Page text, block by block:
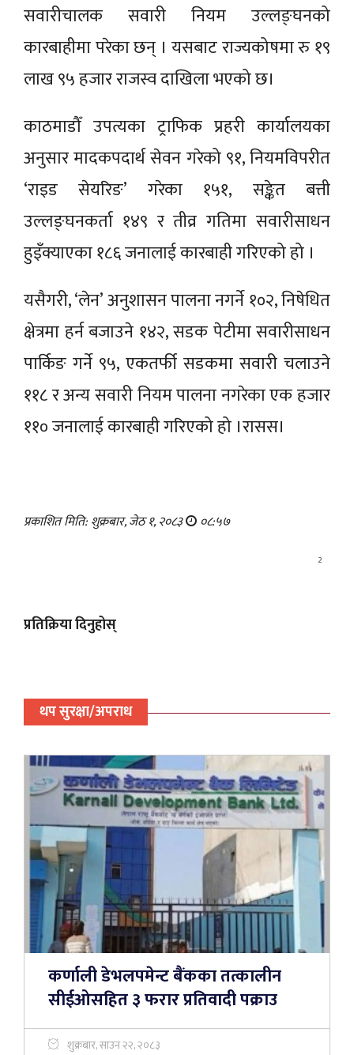
सवारीचालक सवारी नियम उल्लङ्घनको
कारबाहीमा परेका छन् । यसबाट राज्यकोषमा रु १९
लाख ९५ हजार राजस्व दाखिला भएको छ।
काठमाडौँ उपत्यका ट्राफिक प्रहरी कार्यालयका
अनुसार मादकपदार्थ सेवन गरेको ९१, नियमविपरीत
‘राइड सेयरिङ’ गरेका १५१, सङ्केत बत्ती
उल्लङ्घनकर्ता १४९ र तीव्र गतिमा सवारीसाधन
हुइँक्याएका १८६ जनालाई कारबाही गरिएको हो ।
यसैगरी, ‘लेन’ अनुशासन पालना नगर्ने १०२, निषेधित
क्षेत्रमा हर्न बजाउने १४२, सडक पेटीमा सवारीसाधन
पार्किङ गर्ने ९५, एकतर्फी सडकमा सवारी चलाउने
११८ र अन्य सवारी नियम पालना नगरेका एक हजार
११० जनालाई कारबाही गरिएको हो ।रासस।
प्रकाशित मिति: शुक्रबार, जेठ १, २०८३ ०८:५७
2
प्रतिक्रिया दिनुहोस्
थप सुरक्षा/अपराध
कर्णाली डेभलपमेन्ट बैंकका तत्कालीन
सीईओसहित ३ फरार प्रतिवादी पक्राउ
शुक्रबार, साउन २२, २०८३